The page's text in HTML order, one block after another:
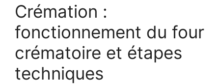
Crémation :
fonctionnement du four
crématoire et étapes
techniques